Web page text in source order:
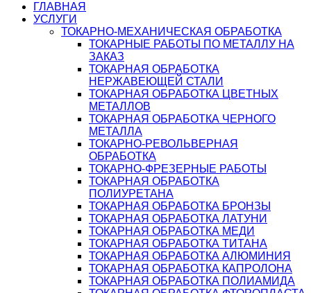
ГЛАВНАЯ
УСЛУГИ
ТОКАРНО-МЕХАНИЧЕСКАЯ ОБРАБОТКА
ТОКАРНЫЕ РАБОТЫ ПО МЕТАЛЛУ НА
ЗАКАЗ
ТОКАРНАЯ ОБРАБОТКА
НЕРЖАВЕЮЩЕЙ СТАЛИ
ТОКАРНАЯ ОБРАБОТКА ЦВЕТНЫХ
МЕТАЛЛОВ
ТОКАРНАЯ ОБРАБОТКА ЧЕРНОГО
МЕТАЛЛА
ТОКАРНО-РЕВОЛЬВЕРНАЯ
ОБРАБОТКА
ТОКАРНО-ФРЕЗЕРНЫЕ РАБОТЫ
ТОКАРНАЯ ОБРАБОТКА
ПОЛИУРЕТАНА
ТОКАРНАЯ ОБРАБОТКА БРОНЗЫ
ТОКАРНАЯ ОБРАБОТКА ЛАТУНИ
ТОКАРНАЯ ОБРАБОТКА МЕДИ
ТОКАРНАЯ ОБРАБОТКА ТИТАНА
ТОКАРНАЯ ОБРАБОТКА АЛЮМИНИЯ
ТОКАРНАЯ ОБРАБОТКА КАПРОЛОНА
ТОКАРНАЯ ОБРАБОТКА ПОЛИАМИДА